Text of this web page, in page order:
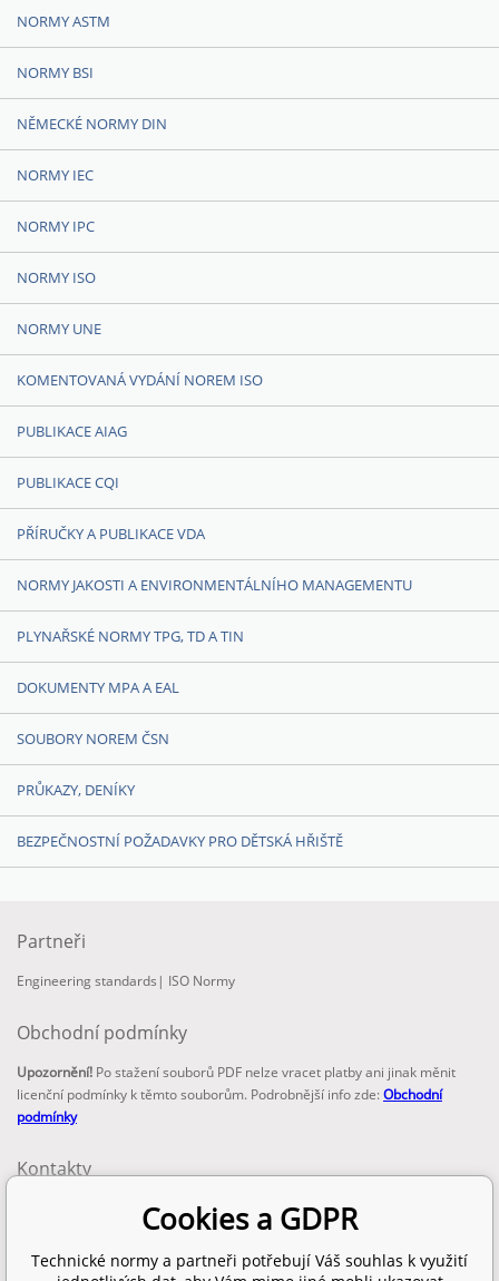
NORMY ASTM
NORMY BSI
NĚMECKÉ NORMY DIN
NORMY IEC
NORMY IPC
NORMY ISO
NORMY UNE
KOMENTOVANÁ VYDÁNÍ NOREM ISO
PUBLIKACE AIAG
PUBLIKACE CQI
PŘÍRUČKY A PUBLIKACE VDA
NORMY JAKOSTI A ENVIRONMENTÁLNÍHO MANAGEMENTU
PLYNAŘSKÉ NORMY TPG, TD A TIN
DOKUMENTY MPA A EAL
SOUBORY NOREM ČSN
PRŮKAZY, DENÍKY
BEZPEČNOSTNÍ POŽADAVKY PRO DĚTSKÁ HŘIŠTĚ
Partneři
Engineering standards | ISO Normy
Obchodní podmínky
Upozornění! Po stažení souborů PDF nelze vracet platby ani jinak měnit
licenční podmínky k těmto souborům. Podrobnější info zde:Obchodní
podmínky
Kontakty
info@technickenormy.cz
obchod@technickenormy.cz
Telefon:
Cookies a GDPR
Technické normy a partneři potřebují Váš souhlas k využití